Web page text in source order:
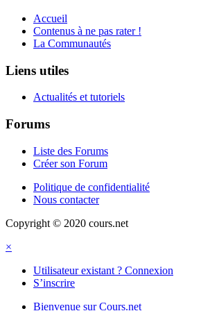
Accueil
Contenus à ne pas rater !
La Communautés
Liens utiles
Actualités et tutoriels
Forums
Liste des Forums
Créer son Forum
Politique de confidentialité
Nous contacter
Copyright © 2020 cours.net
×
Utilisateur existant ? Connexion
S’inscrire
Bienvenue sur Cours.net